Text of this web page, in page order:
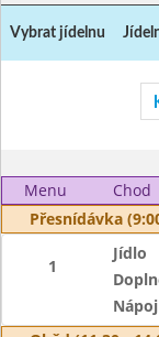
Vybrat jídelnu
Menu Chod
Přesnídávka
1
Jídlo
Nápoj